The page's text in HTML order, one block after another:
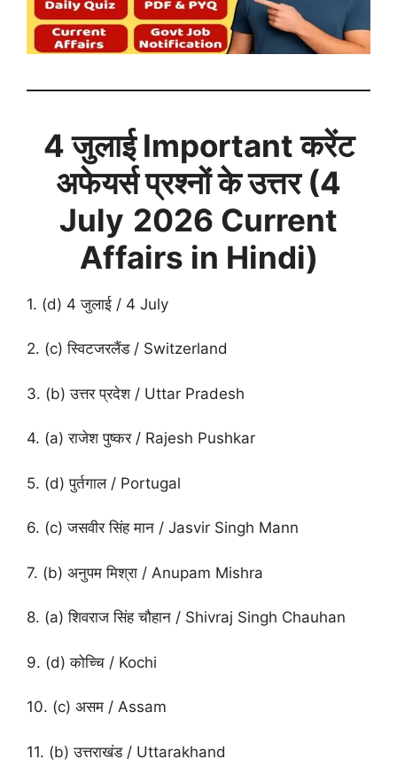
4 जुलाई Important करेंट
अफेयर्स प्रश्नों के उत्तर (4
July 2026 Current
Affairs in Hindi)
1. (d) 4 जुलाई / 4 July
2. (c) स्विटजरलैंड / Switzerland
3. (b) उत्तर प्रदेश / Uttar Pradesh
4. (a) राजेश पुष्कर / Rajesh Pushkar
5. (d) पुर्तगाल / Portugal
6. (c) जसवीर सिंह मान / Jasvir Singh Mann
7. (b) अनुपम मिश्रा / Anupam Mishra
8. (a) शिवराज सिंह चौहान / Shivraj Singh Chauhan
9. (d) कोच्चि / Kochi
10. (c) असम / Assam
11. (b) उत्तराखंड / Uttarakhand